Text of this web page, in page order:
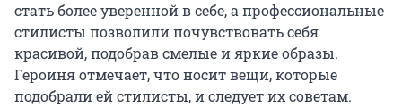
стать более уверенной в себе, а профессиональные
стилисты позволили почувствовать себя
красивой, подобрав смелые и яркие образы.
Героиня отмечает, что носит вещи, которые
подобрали ей стилисты, и следует их советам.